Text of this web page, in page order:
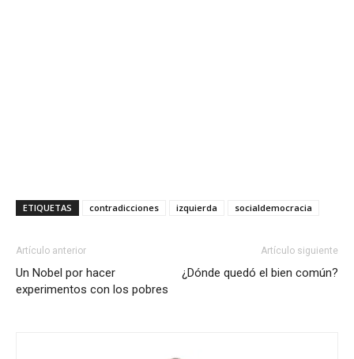
ETIQUETAS contradicciones izquierda socialdemocracia
Artículo anterior
Un Nobel por hacer
experimentos con los pobres
Artículo siguiente
¿Dónde quedó el bien común?